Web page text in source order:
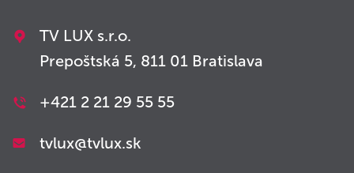
TV LUX s.r.o.
Prepoštská 5, 811 01 Bratislava
+421 2 21 29 55 55
tvlux@tvlux.sk